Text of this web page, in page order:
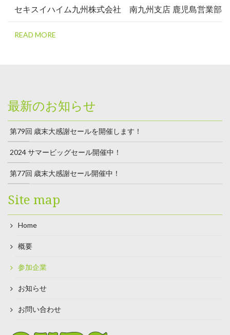
セキスイハイム九州株式会社 南九州支店 鹿児島営業部
READ MORE
最新のお知らせ
第79回 歳末大感謝セールを開催します！
2024 サマービッグセール開催中！
第77回 歳末大感謝セール開催中！
Site map
Home
概要
参加企業
お知らせ
お問い合わせ